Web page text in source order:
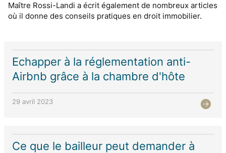
Maître Rossi-Landi a écrit également de nombreux articles
où il donne des conseils pratiques en droit immobilier.
Echapper à la réglementation anti-
Airbnb grâce à la chambre d'hôte
29 avril 2023
Ce que le bailleur peut demander à